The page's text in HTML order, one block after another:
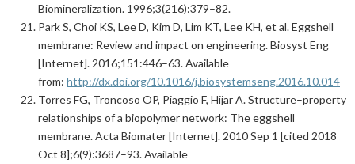
Biomineralization. 1996;3(216):379–82.
Park S, Choi KS, Lee D, Kim D, Lim KT, Lee KH, et al. Eggshell
membrane: Review and impact on engineering. Biosyst Eng
[Internet]. 2016;151:446–63. Available
from: http://dx.doi.org/10.1016/j.biosystemseng.2016.10.014
Torres FG, Troncoso OP, Piaggio F, Hijar A. Structure–property
relationships of a biopolymer network: The eggshell
membrane. Acta Biomater [Internet]. 2010 Sep 1 [cited 2018
Oct 8];6(9):3687–93. Available